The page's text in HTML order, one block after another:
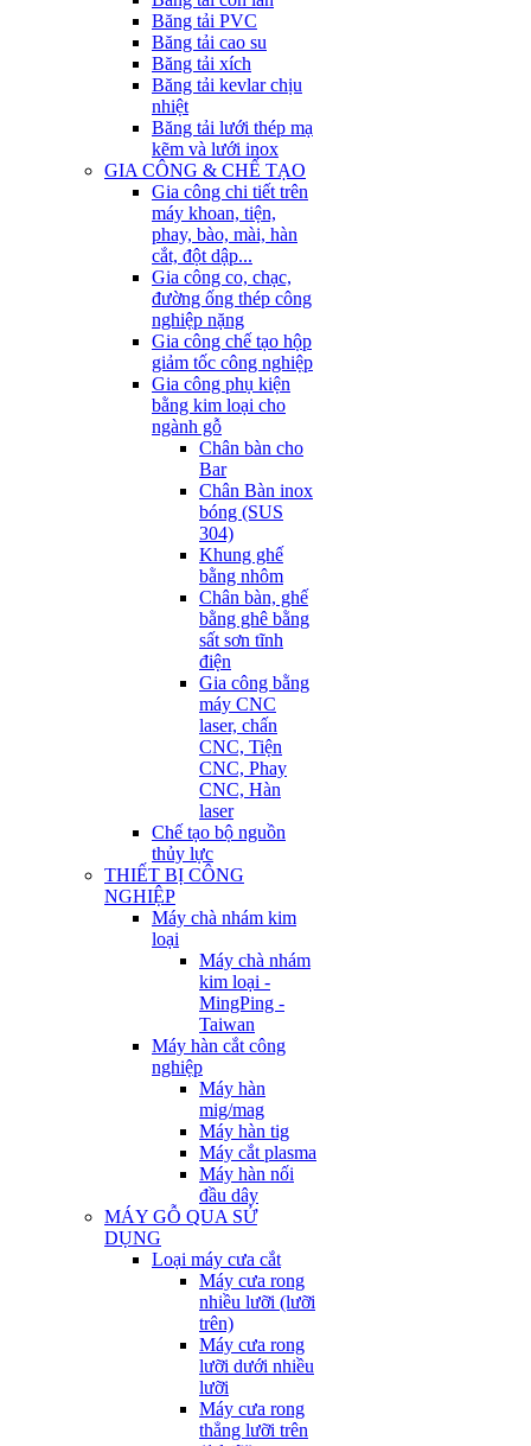
Băng tải PVC
Băng tải cao su
Băng tải xích
Băng tải kevlar chịu
nhiệt
Băng tải lưới thép mạ
kẽm và lưới inox
GIA CÔNG & CHẾ TẠO
Gia công chi tiết trên
máy khoan, tiện,
phay, bào, mài, hàn
cắt, đột dập...
Gia công co, chạc,
đường ống thép công
nghiệp nặng
Gia công chế tạo hộp
giảm tốc công nghiệp
Gia công phụ kiện
bằng kim loại cho
ngành gỗ
Chân bàn cho
Bar
Chân Bàn inox
bóng (SUS
304)
Khung ghế
bằng nhôm
Chân bàn, ghế
bằng ghê bằng
sất sơn tĩnh
điện
Gia công bằng
máy CNC
laser, chấn
CNC, Tiện
CNC, Phay
CNC, Hàn
laser
Chế tạo bộ nguồn
thủy lực
THIẾT BỊ CÔNG
NGHIỆP
Máy chà nhám kim
loại
Máy chà nhám
kim loại -
MingPing -
Taiwan
Máy hàn cắt công
nghiệp
Máy hàn
mig/mag
Máy hàn tig
Máy cắt plasma
Máy hàn nối
đầu dây
MÁY GỖ QUA SỬ
DỤNG
Loại máy cưa cắt
Máy cưa rong
nhiều lưỡi (lưỡi
trên)
Máy cưa rong
lưỡi dưới nhiều
lưỡi
Máy cưa rong
thẳng lưỡi trên